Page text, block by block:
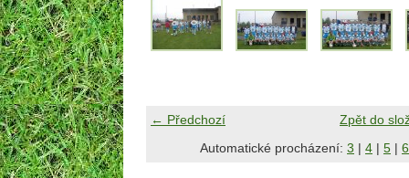
← Předchozí
Zpět do
Automatické procházení: 3 | 4 | 5 | 6